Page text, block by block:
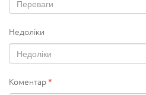
Недоліки
Коментар*